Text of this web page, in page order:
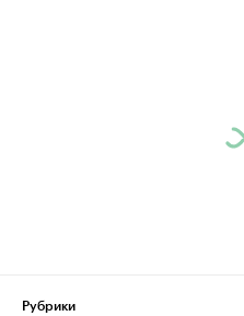
Рубрики